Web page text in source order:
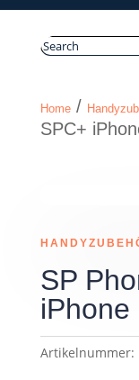
Home/
SPC+
SP
iPhone
Artikelnummer: